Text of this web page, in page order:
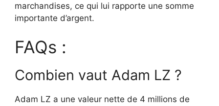
marchandises, ce qui lui rapporte une somme
importante d’argent.
FAQs :
Combien vaut Adam LZ ?
Adam LZ a une valeur nette de 4 millions de